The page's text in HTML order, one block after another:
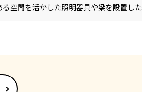
る空間を活かした照明器具や梁を設置した